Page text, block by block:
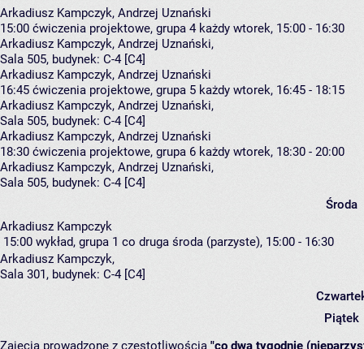
Arkadiusz Kampczyk, Andrzej Uznański
15:00 ćwiczenia projektowe, grupa 4 każdy wtorek, 15:00 - 16:30
Arkadiusz Kampczyk, Andrzej Uznański,
Sala 505, budynek: C-4 [C4]
Arkadiusz Kampczyk, Andrzej Uznański
16:45 ćwiczenia projektowe, grupa 5 każdy wtorek, 16:45 - 18:15
Arkadiusz Kampczyk, Andrzej Uznański,
Sala 505, budynek: C-4 [C4]
Arkadiusz Kampczyk, Andrzej Uznański
18:30 ćwiczenia projektowe, grupa 6 każdy wtorek, 18:30 - 20:00
Arkadiusz Kampczyk, Andrzej Uznański,
Sala 505, budynek: C-4 [C4]
Środa
Arkadiusz Kampczyk
15:00 wykład, grupa 1 co druga środa (parzyste), 15:00 - 16:30
Arkadiusz Kampczyk,
Sala 301, budynek: C-4 [C4]
Piątek
Zajęcia prowadzone z częstotliwością "co dwa tygodnie